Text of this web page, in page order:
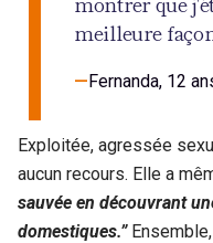
meilleure
Fernanda, 12
Exploitée, agressée
aucun recours. Elle a
sauvée en découvrant
domestiques.”